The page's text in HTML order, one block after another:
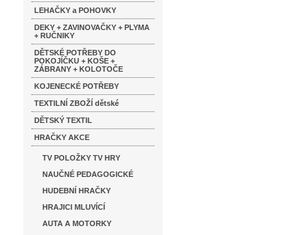
LEHAČKY a POHOVKY
DEKY + ZAVINOVAČKY + PLYMA
+ RUČNIKY
DĚTSKÉ POTŘEBY DO
POKOJÍČKU + KOŠE +
ZÁBRANY + KOLOTOČE
KOJENECKÉ POTŘEBY
TEXTILNÍ ZBOŽÍ dětské
DĚTSKÝ TEXTIL
HRAČKY AKCE
TV POLOŽKY TV HRY
NAUČNÉ PEDAGOGICKÉ
HUDEBNÍ HRAČKY
HRAJICI MLUVÍCÍ
AUTA A MOTORKY